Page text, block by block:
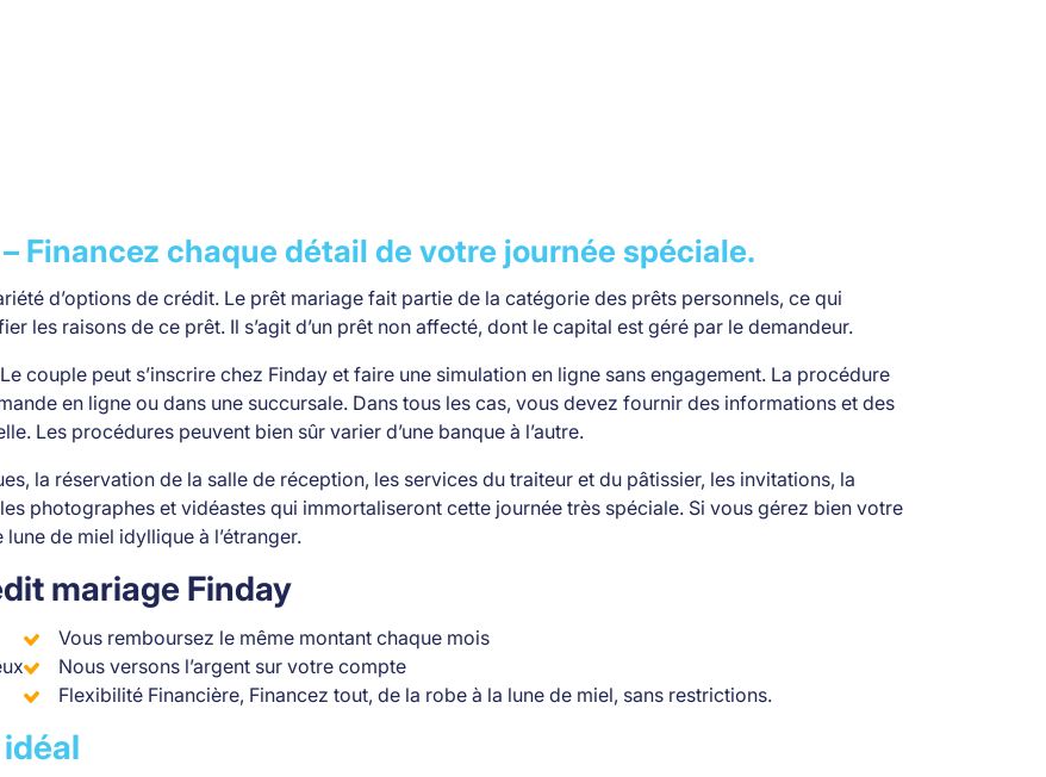
Financez chaque détail de votre journée spéciale.
d’options de crédit. Le prêt mariage fait partie de la catégorie des prêts personnels, ce qui
les raisons de ce prêt. Il s’agit d’un prêt non affecté, dont le capital est géré par le demandeur.
couple peut s’inscrire chez Finday et faire une simulation en ligne sans engagement. La procédure
en ligne ou dans une succursale. Dans tous les cas, vous devez fournir des informations et des
Les procédures peuvent bien sûr varier d’une banque à l’autre.
la réservation de la salle de réception, les services du traiteur et du pâtissier, les invitations, la
photographes et vidéastes qui immortaliseront cette journée très spéciale. Si vous gérez bien votre
de miel idyllique à l’étranger.
mariage Finday
Vous remboursez le même montant chaque mois
Nous versons l’argent sur votre compte
Flexibilité Financière, Financez tout, de la robe à la lune de miel, sans restrictions.